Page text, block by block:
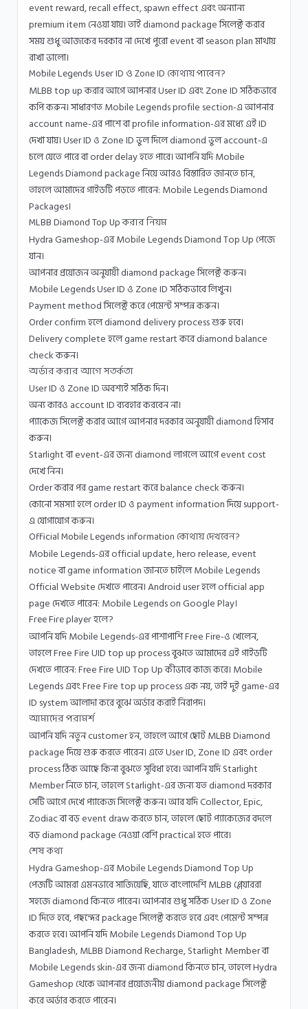
event reward, recall effect, spawn effect এবং অন্যান্য
premium item নেওয়া যায়। তাই diamond package সিলেক্ট করার
সময় শুধু আজকের দরকার না দেখে পুরো event বা season plan মাথায়
রাখা ভালো।
Mobile Legends User ID ও Zone ID কোথায় পাবেন?
MLBB top up করার আগে আপনার User ID এবং Zone ID সঠিকভাবে
কপি করুন। সাধারণত Mobile Legends profile section-এ আপনার
account name-এর পাশে বা profile information-এর মধ্যে এই ID
দেখা যায়। User ID ও Zone ID ভুল দিলে diamond ভুল account-এ
চলে যেতে পারে বা order delay হতে পারে। আপনি যদি Mobile
Legends Diamond package নিয়ে আরও বিস্তারিত জানতে চান,
তাহলে আমাদের গাইডটি পড়তে পারেন: Mobile Legends Diamond
Packages।
MLBB Diamond Top Up করার নিয়ম
Hydra Gameshop-এর Mobile Legends Diamond Top Up পেজে
যান।
আপনার প্রয়োজন অনুযায়ী diamond package সিলেক্ট করুন।
Mobile Legends User ID ও Zone ID সঠিকভাবে লিখুন।
Payment method সিলেক্ট করে পেমেন্ট সম্পন্ন করুন।
Order confirm হলে diamond delivery process শুরু হবে।
Delivery complete হলে game restart করে diamond balance
check করুন।
অর্ডার করার আগে সতর্কতা
User ID ও Zone ID অবশ্যই সঠিক দিন।
অন্য কারও account ID ব্যবহার করবেন না।
প্যাকেজ সিলেক্ট করার আগে আপনার দরকার অনুযায়ী diamond হিসাব
করুন।
Starlight বা event-এর জন্য diamond লাগলে আগে event cost
দেখে নিন।
Order করার পর game restart করে balance check করুন।
কোনো সমস্যা হলে order ID ও payment information দিয়ে support-
এ যোগাযোগ করুন।
Official Mobile Legends information কোথায় দেখবেন?
Mobile Legends-এর official update, hero release, event
notice বা game information জানতে চাইলেMobile Legends
Official Website দেখতে পারেন। Android user হলে official app
page দেখতে পারেন: Mobile Legends on Google Play।
Free Fire player হলে?
আপনি যদি Mobile Legends-এর পাশাপাশি Free Fire-ও খেলেন,
তাহলে Free Fire UID top up process বুঝতে আমাদের এই গাইডটি
দেখতে পারেন:Free Fire UID Top Up কীভাবে কাজ করে। Mobile
Legends এবং Free Fire top up process এক নয়, তাই দুই game-এর
ID system আলাদা করে বুঝে অর্ডার করাই নিরাপদ।
আমাদের পরামর্শ
আপনি যদি নতুন customer হন, তাহলে আগে ছোট MLBB Diamond
package দিয়ে শুরু করতে পারেন। এতে User ID, Zone ID এবং order
process ঠিক আছে কিনা বুঝতে সুবিধা হবে। আপনি যদি Starlight
Member নিতে চান, তাহলে Starlight-এর জন্য যত diamond দরকার
সেটি আগে দেখে প্যাকেজ সিলেক্ট করুন। আর যদি Collector, Epic,
Zodiac বা বড় event draw করতে চান, তাহলে ছোট প্যাকেজের বদলে
বড় diamond package নেওয়া বেশি practical হতে পারে।
শেষ কথা
Hydra Gameshop-এর Mobile Legends Diamond Top Up
পেজটি আমরা এমনভাবে সাজিয়েছি, যাতে বাংলাদেশি MLBB প্লেয়াররা
সহজে diamond কিনতে পারেন। আপনার শুধু সঠিক User ID ও Zone
ID দিতে হবে, পছন্দের package সিলেক্ট করতে হবে এবং পেমেন্ট সম্পন্ন
করতে হবে। আপনি যদি Mobile Legends Diamond Top Up
Bangladesh, MLBB Diamond Recharge, Starlight Member বা
Mobile Legends skin-এর জন্য diamond কিনতে চান, তাহলে Hydra
Gameshop থেকে আপনার প্রয়োজনীয় diamond package সিলেক্ট
করে অর্ডার করতে পারেন।